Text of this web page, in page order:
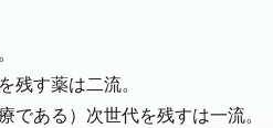
残す薬は二流。
である）次世代を残すは一流。